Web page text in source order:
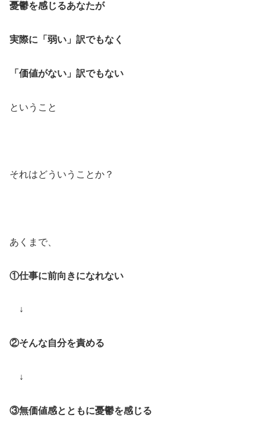
憂鬱を感じるあなたが
実際に「弱い」訳でもなく
「価値がない」訳でもない
ということ
それはどういうことか？
あくまで、
①仕事に前向きになれない
↓
②そんな自分を責める
↓
③無価値感とともに憂鬱を感じる